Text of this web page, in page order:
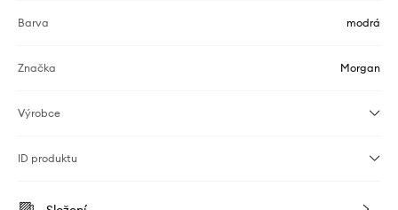
Barva modrá
Značka Morgan
Výrobce
ID produktu